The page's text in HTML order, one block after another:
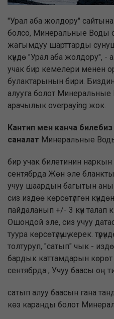
"Урал аба жолдору"
болсо, Минеральные Воды
жагымдуу шарттарды сунуш
күндө "Урал аба жолдору",
учак бир кемелери менен
булактарынын бири.
алууга болот Минеральные
арачылык overpaying жок.
Кантип мен канча билебиз
саналат Минеральные
бир учак билетинин наркын
сентябрда Жөн эле бланкты
учуу шаардын багытын
сиз издөө көрсөтүлгөн
пайдаланып +/- 3 күн
Ошондой эле, сиз учуу
туура көрсөтүлүшү керек.
толтуруп, "сатып" чык -
бардык каттамдарын
сентябрда , Учуу баасы оң
сатып алуу баасын гана
көз каранды болот